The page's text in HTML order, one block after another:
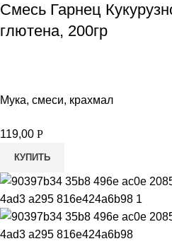
Смесь Гарнец
глютена, 200гр
Мука, смеси, крахмал
119,00 Р
КУПИТЬ